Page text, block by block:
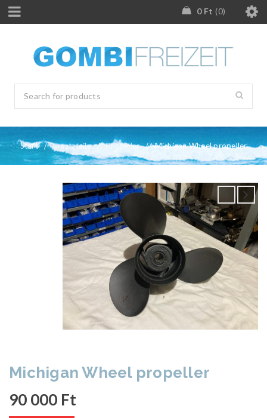
0 Ft 0
Start / Ersatzteile / Propeller / Michigan Wheel propeller
Michigan Wheel propeller
90 000 Ft